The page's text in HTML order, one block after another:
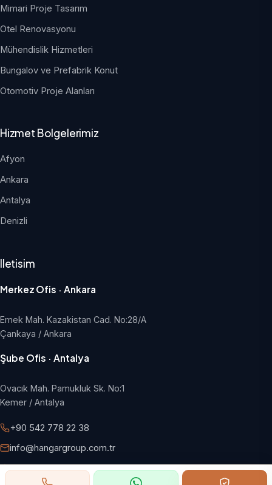
Mimari Proje Tasarım
Otel Renovasyonu
Mühendislik Hizmetleri
Bungalov ve Prefabrik Konut
Otomotiv Proje Alanları
Hizmet Bolgelerimiz
Afyon
Ankara
Antalya
Denizli
Iletisim
Merkez Ofis · Ankara
Emek Mah. Kazakistan Cad. No:28/A
Çankaya / Ankara
Şube Ofis · Antalya
Ovacık Mah. Pamukluk Sk. No:1
Kemer / Antalya
+90 542 778 22 38
info@hangargroup.com.tr
Pazartesi - Cuma, 09:00 - 18:00